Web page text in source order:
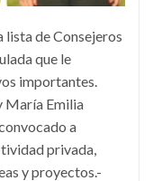
lista de Consejeros
que le
importantes.
María Emilia
a
privada,
y proyectos.-